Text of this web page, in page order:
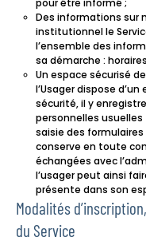
pour être informé ;
Des informations sur
institutionnel le
l’ensemble des
sa démarche :
Un espace sécurisé
l’Usager dispose
sécurité, il y
personnelles
saisie des
conserve en toute
échangées avec
l’usager peut ainsi
présente dans son
Modalités
du Service